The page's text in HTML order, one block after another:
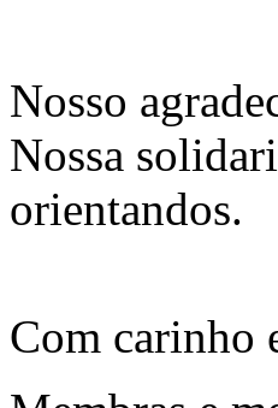
Nosso
Nossa
orientandos.
Com carinho